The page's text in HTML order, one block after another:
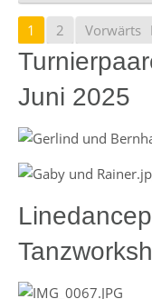
1 2 Vorwärts
Juni 2025